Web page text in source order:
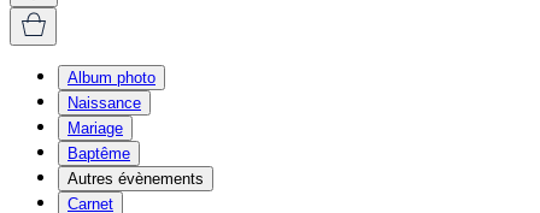
Album photo
Naissance
Mariage
Baptême
Autres évènements
Carnet